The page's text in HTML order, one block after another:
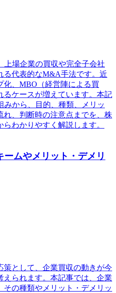
上場企業の買収や完全子会社
る代表的なM&A手法です。近
化、MBO（経営陣による買
るケースが増えています。本記
みから、目的、種類、メリッ
れ、判断時の注意点までを、株
わかりやすく解説します。
ムやメリット・デメリ
として、企業買収の動きが今
られます。本記事では、企業
の種類やメリット・デメリッ